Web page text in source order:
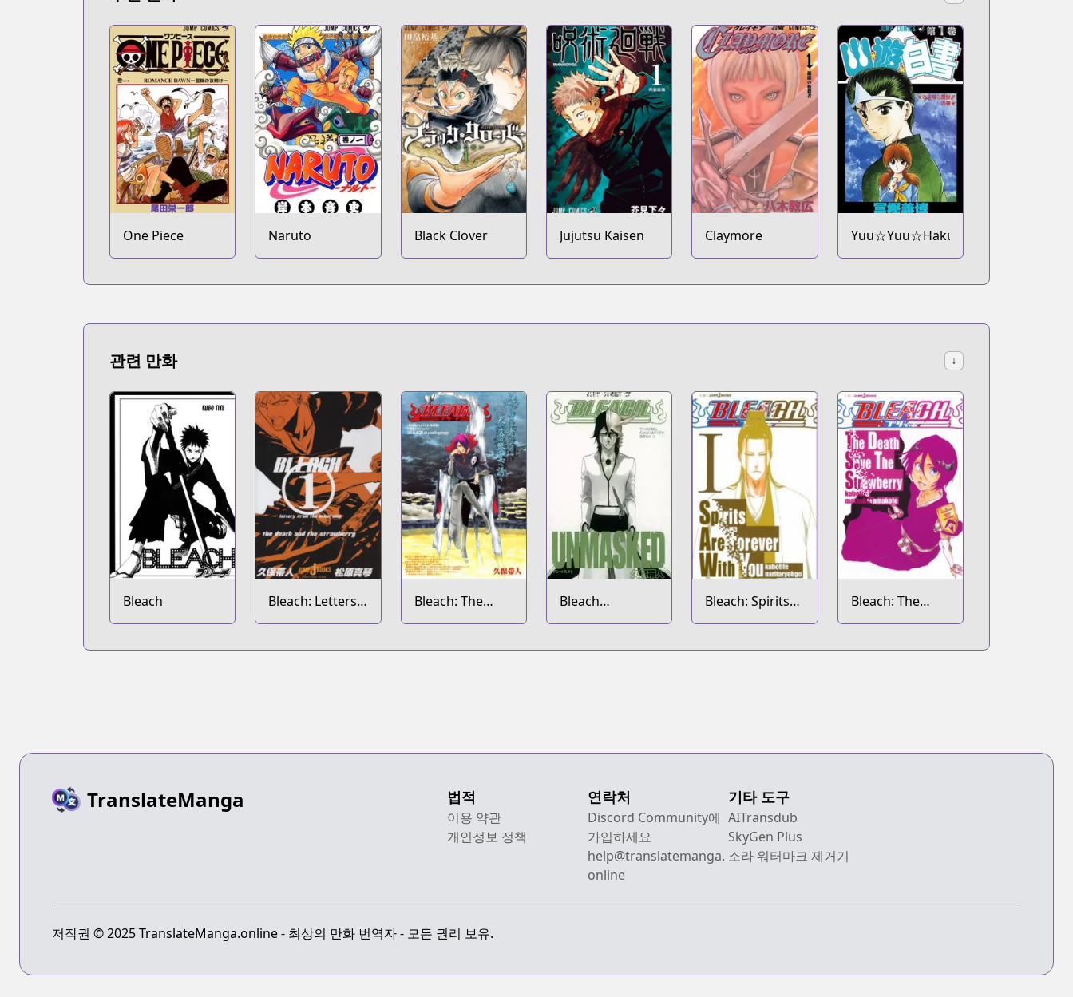
One Piece Naruto Black Clover Jujutsu Kaisen Claymore Yuu☆Yuu☆Hakusho
관련 만화 ↓
Bleach
Bleach: Letters
From the Other
Bleach: The
Unforgivens
Bleach
Unmasked
Bleach: Spirits
Are Forever
Bleach: The
Death Save the
TranslateManga 법적
이용 약관
개인정보 정책
연락처
Discord Community에
가입하세요
help@translatemanga.
online
기타 도구
AITransdub
SkyGen Plus
소라 워터마크 제거기
저작권 © 2025 TranslateManga.online - 최상의 만화 번역자 - 모든 권리 보유.